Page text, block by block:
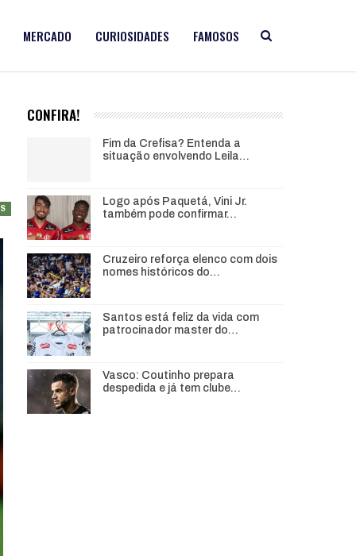
MERCADO CURIOSIDADES FAMOSOS
CONFIRA!
Fim da Crefisa? Entenda a
situação envolvendo Leila…
Logo após Paquetá, Vini Jr.
também pode confirmar…
Cruzeiro reforça elenco com dois
nomes históricos do…
Santos está feliz da vida com
patrocinador master do…
Vasco: Coutinho prepara
despedida e já tem clube…